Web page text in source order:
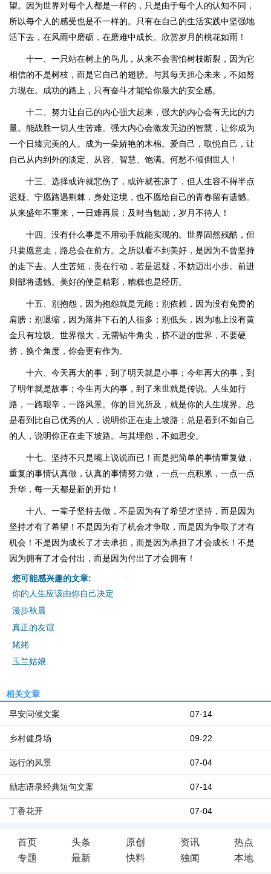
望。因为世界对每个人都是一样的，只是由于每个人的认知不同，
所以每个人的感受也是不一样的。只有在自己的生活实践中坚强地
活下去，在风雨中磨砺，在磨难中成长。欣赏岁月的桃花如雨！
十一、一只站在树上的鸟儿，从来不会害怕树枝断裂，因为它
相信的不是树枝，而是它自己的翅膀。与其每天担心未来，不如努
力现在。成功的路上，只有奋斗才能给你最大的安全感。
十二、努力让自己的内心强大起来，强大的内心会有无比的力
量。能战胜一切人生苦难。强大内心会激发无边的智慧，让你成为
一个日臻完美的人。成为一朵娇艳的木棉。爱自己，取悦自己，让
自己从内到外的淡定、从容、智慧、饱满。何愁不倾倒世人！
十三、选择或许就悲伤了，或许就苍凉了，但人生容不得半点
迟疑。宁愿路遇荆棘，身处逆境，也不愿给自己的青春留有遗憾。
从来盛年不重来，一日难再晨；及时当勉励，岁月不待人！
十四、没有什么事是不用动手就能实现的。世界固然残酷，但
只要愿意走，路总会在前方。之所以看不到美好，是因为不曾坚持
的走下去。人生苦短，贵在行动，若是迟疑，不妨迈出小步。前进
则部将遗憾。美好的便是精彩，糟糕也是经历。
十五、别抱怨，因为抱怨就是无能；别依赖，因为没有免费的
肩膀；别退缩，因为落井下石的人很多；别低头，因为地上没有黄
金只有垃圾。世界很大，无需钻牛角尖，挤不进的世界，不要硬
挤，换个角度，你会更有作为。
十六、今天再大的事，到了明天就是小事；今年再大的事，到
了明年就是故事；今生再大的事，到了来世就是传说。人生如行
路，一路艰辛，一路风景。你的目光所及，就是你的人生境界。总
是看到比自己优秀的人，说明你正在走上坡路；总是看到不如自己
的人，说明你正在走下坡路。与其埋怨，不如思变。
十七、坚持不只是嘴上说说而已！而是把简单的事情重复做，
重复的事情认真做，认真的事情努力做，一点一点积累，一点一点
升华，每一天都是新的开始！
十八、一辈子坚持去做，不是因为有了希望才坚持，而是因为
坚持才有了希望！不是因为有了机会才争取，而是因为争取了才有
机会！不是因为成长了才去承担，而是因为承担了才会成长！不是
因为拥有了才会付出，而是因为付出了才会拥有！
您可能感兴趣的文章:
你的人生应该由你自己决定
漫步秋晨
真正的友谊
姥姥
玉兰姑娘
相关文章
07-14
早安问候文案
09-22
乡村健身场
07-04
远行的风景
07-14
励志语录经典短句文案
07-04
丁香花开
首页 头条 原创 资讯
热点
专题
最新 快料 独闻 本地